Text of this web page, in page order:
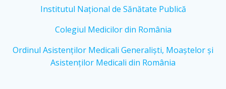
Institutul Național de Sănătate Publică
Colegiul Medicilor din România
Ordinul Asistenților Medicali Generaliști, Moaștelor și
Asistenților Medicali din România